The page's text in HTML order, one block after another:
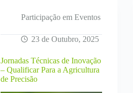
Participação em Eventos
23 de Outubro, 2025
Jornadas Técnicas de Inovação
– Qualificar Para a Agricultura
de Precisão